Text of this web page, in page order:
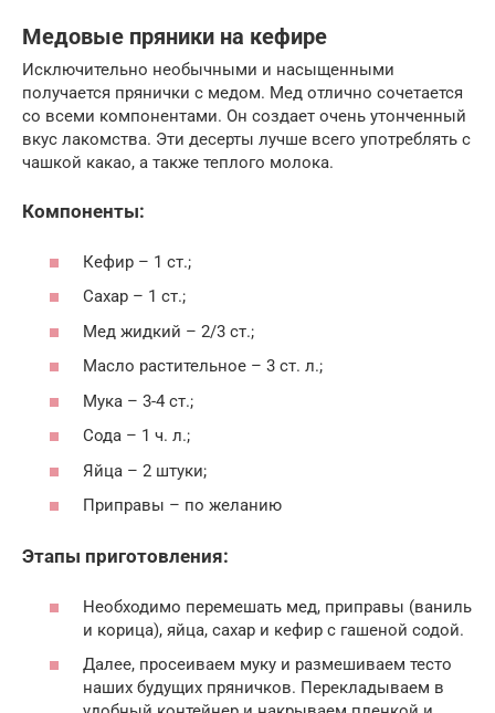
Медовые пряники на кефире
Исключительно необычными и насыщенными
получается прянички с медом. Мед отлично сочетается
со всеми компонентами. Он создает очень утонченный
вкус лакомства. Эти десерты лучше всего употреблять с
чашкой какао, а также теплого молока.
Компоненты:
Кефир – 1 ст.;
Сахар – 1 ст.;
Мед жидкий – 2/3 ст.;
Масло растительное – 3 ст. л.;
Мука – 3-4 ст.;
Сода – 1 ч. л.;
Яйца – 2 штуки;
Приправы – по желанию
Этапы приготовления:
Необходимо перемешать мед, приправы (ваниль
и корица), яйца, сахар и кефир с гашеной содой.
Далее, просеиваем муку и размешиваем тесто
наших будущих пряничков. Перекладываем в